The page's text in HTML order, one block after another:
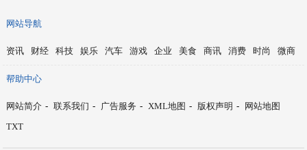
网站导航
资讯 财经 科技 娱乐 汽车 游戏 企业 美食 商讯 消费 时尚 微商
帮助中心
网站简介 - 联系我们 - 广告服务 - XML地图 - 版权声明 -
网站地图
TXT